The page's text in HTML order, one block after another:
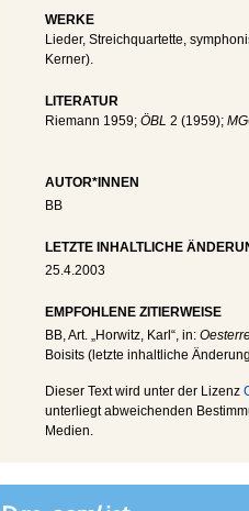
WERKE
Lieder, Streichquartette,
Kerner).
LITERATUR
Riemann 1959; ÖBL 2 (1959);
AUTOR*INNEN
BB
LETZTE INHALTLICHE
25.4.2003
EMPFOHLENE ZITIERWEISE
BB, Art. „Horwitz, Karl“, in:
Boisits (letzte inhaltliche
Dieser Text wird unter der Lizenz
unterliegt abweichenden
Medien.